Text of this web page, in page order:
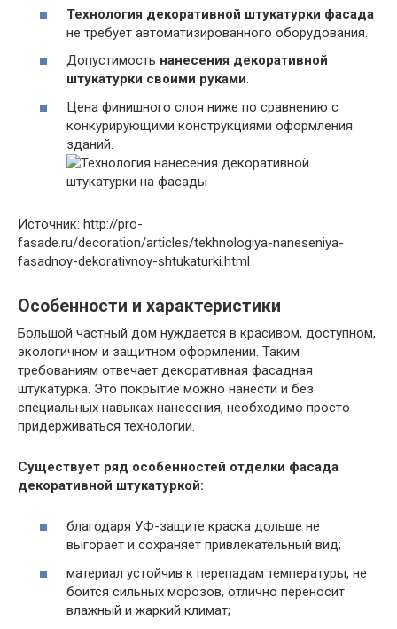
Технология декоративной штукатурки фасада
не требует автоматизированного оборудования.
Допустимость нанесения декоративной
штукатурки своими руками.
Цена финишного слоя ниже по сравнению с
конкурирующими конструкциями оформления
зданий.
Источник: http://pro-
fasade.ru/decoration/articles/tekhnologiya-naneseniya-
fasadnoy-dekorativnoy-shtukaturki.html
Особенности и характеристики
Большой частный дом нуждается в красивом, доступном,
экологичном и защитном оформлении. Таким
требованиям отвечает декоративная фасадная
штукатурка. Это покрытие можно нанести и без
специальных навыках нанесения, необходимо просто
придерживаться технологии.
Существует ряд особенностей отделки фасада
декоративной штукатуркой:
благодаря УФ-защите краска дольше не
выгорает и сохраняет привлекательный вид;
материал устойчив к перепадам температуры, не
боится сильных морозов, отлично переносит
влажный и жаркий климат;